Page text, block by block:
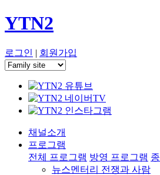
YTN2
로그인 | 회원가입
채널소개
프로그램
전체 프로그램 방영 프로그램
뉴스멘터리 전쟁과 사람